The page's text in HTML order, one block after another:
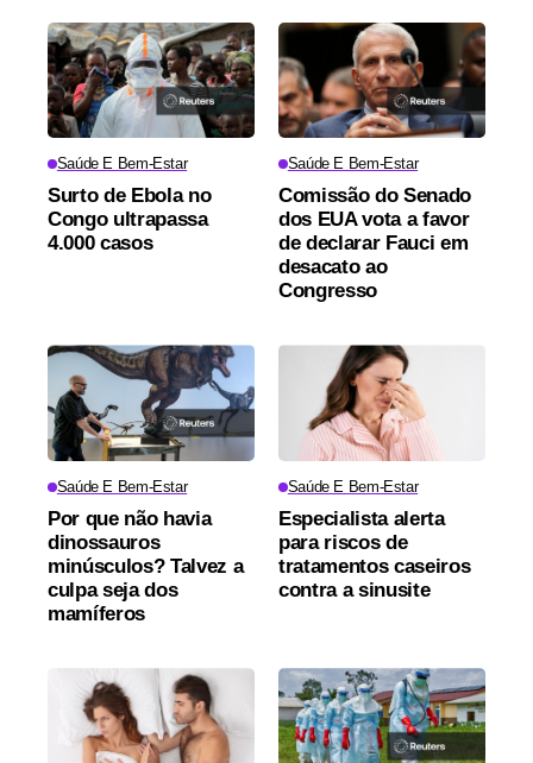
Saúde E Bem-Estar
Surto de Ebola no
Congo ultrapassa
4.000 casos
Saúde E Bem-Estar
Comissão do Senado
dos EUA vota a favor
de declarar Fauci em
desacato ao
Congresso
Saúde E Bem-Estar
Por que não havia
dinossauros
minúsculos? Talvez a
culpa seja dos
mamíferos
Saúde E Bem-Estar
Especialista alerta
para riscos de
tratamentos caseiros
contra a sinusite